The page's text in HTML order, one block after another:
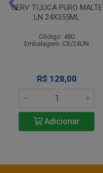
CERV TIJUCA PURO MALTE
LN 24X355ML
Código: 480
Embalagem: CX/24UN
R$ 128,00
Adicionar